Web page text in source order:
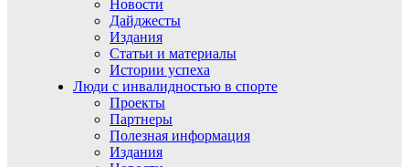
Новости
Дайджесты
Издания
Статьи и материалы
Истории успеха
Люди с инвалидностью в спорте
Проекты
Партнеры
Полезная информация
Издания